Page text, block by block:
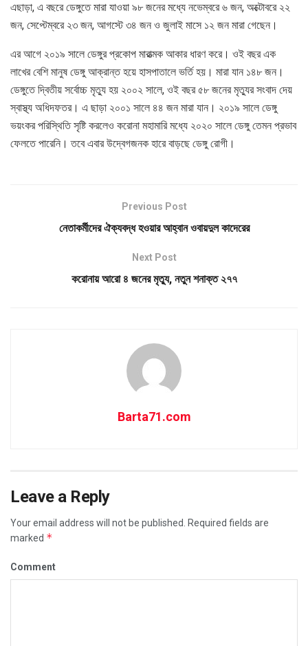
এছাড়া, এ বছরে ডেঙ্গুতে মারা যাওয়া ৯৮ জনের মধ্যে নভেম্বরে ৬ জন, অক্টোবরে ২২
জন, সেপ্টেম্বরে ২৩ জন, আগস্টে ৩৪ জন ও জুলাই মাসে ১২ জন মারা গেছেন।
এর আগে ২০১৯ সালে ডেঙ্গুর প্রকোপ মারাত্মক আকার ধারণ করে। ওই বছর এক
লাখের বেশি মানুষ ডেঙ্গু আক্রান্ত হয়ে হাসপাতালে ভর্তি হয়। মারা যান ১৪৮ জন।
ডেঙ্গুতে দ্বিতীয় সর্বোচ্চ মৃত্যু হয় ২০০২ সালে, ওই বছর ৫৮ জনের মৃত্যুর সংবাদ দেয়
স্বাস্থ্য অধিদফতর। এ ছাড়া ২০০১ সালে ৪৪ জন মারা যান। ২০১৯ সালে ডেঙ্গু
ভয়ংকর পরিস্থিতি সৃষ্টি করলেও করোনা মহামারি মধ্যে ২০২০ সালে ডেঙ্গু তেমন প্রভাব
ফেলতে পারেনি। তবে এবার উদ্বেগজনক হারে বাড়ছে ডেঙ্গু রোগী।
Previous Post
নেতাকর্মীদের ঐক্যবদ্ধ হওয়ার আহ্বান ওবায়দুল কাদেরের
Next Post
করোনায় আরো ৪ জনের মৃত্যু, নতুন শনাক্ত ২৭৭
Barta71.com
Leave a Reply
Your email address will not be published. Required fields are
marked *
Comment